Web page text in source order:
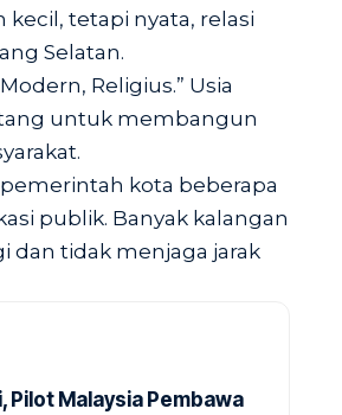
tetapi nyata, relasi
Selatan.
Religius.” Usia
untuk membangun
kota beberapa
publik. Banyak kalangan
dan tidak menjaga jarak
Pilot Malaysia Pembawa